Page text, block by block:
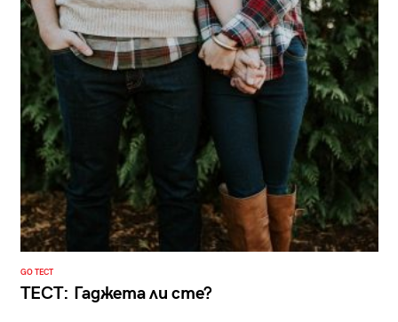
GO ТЕСТ
ТЕСТ: Гаджета ли сте?